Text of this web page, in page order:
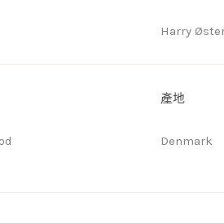
Harry
產地
Denmark